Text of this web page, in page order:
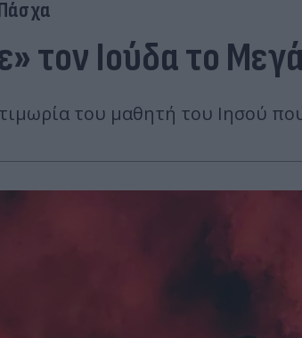
τον Ιούδα το
του μαθητή του Ιησού